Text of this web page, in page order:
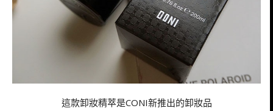
這款卸妝精萃是CONI新推出的卸妝品